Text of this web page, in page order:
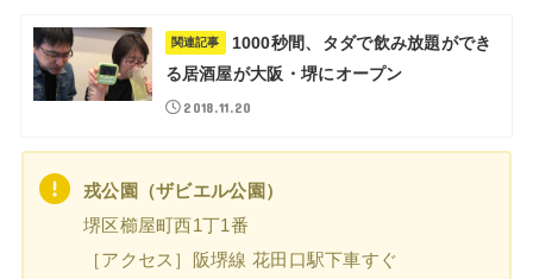
関連記事
1000秒間、タダで飲み放題ができ
る居酒屋が大阪・堺にオープン
2018.11.20
戎公園（ザビエル公園）
堺区櫛屋町西1丁1番
［アクセス］阪堺線 花田口駅下車すぐ